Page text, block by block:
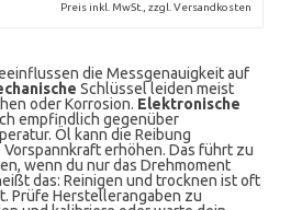
Preis inkl. MwSt., zzgl. Versandkosten
die Messgenauigkeit auf
Schlüssel leiden meist
oder Korrosion. Elektronische
empfindlich gegenüber
Öl kann die Reibung
erhöhen. Das führt zu
wenn du nur das Drehmoment
das: Reinigen und trocknen ist oft
Prüfe Herstellerangaben zu